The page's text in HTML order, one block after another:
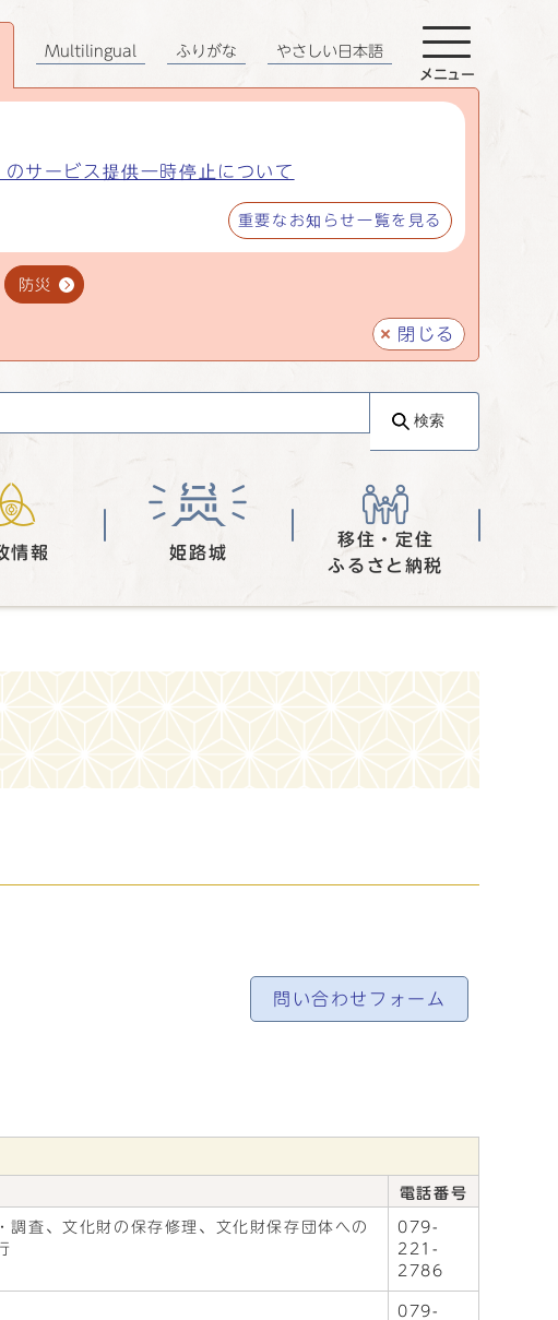
サービス提供一時停止について
重要なお知らせ一覧を見る
防災
閉じる
Multilingual ふりがな やさしい日本語
メニュー
検索
情報 姫路城
移住・定住
ふるさと納税
問い合わせフォーム
電話番号
査、文化財の保存修理、文化財保存団体への
079-
221-
2786
079-